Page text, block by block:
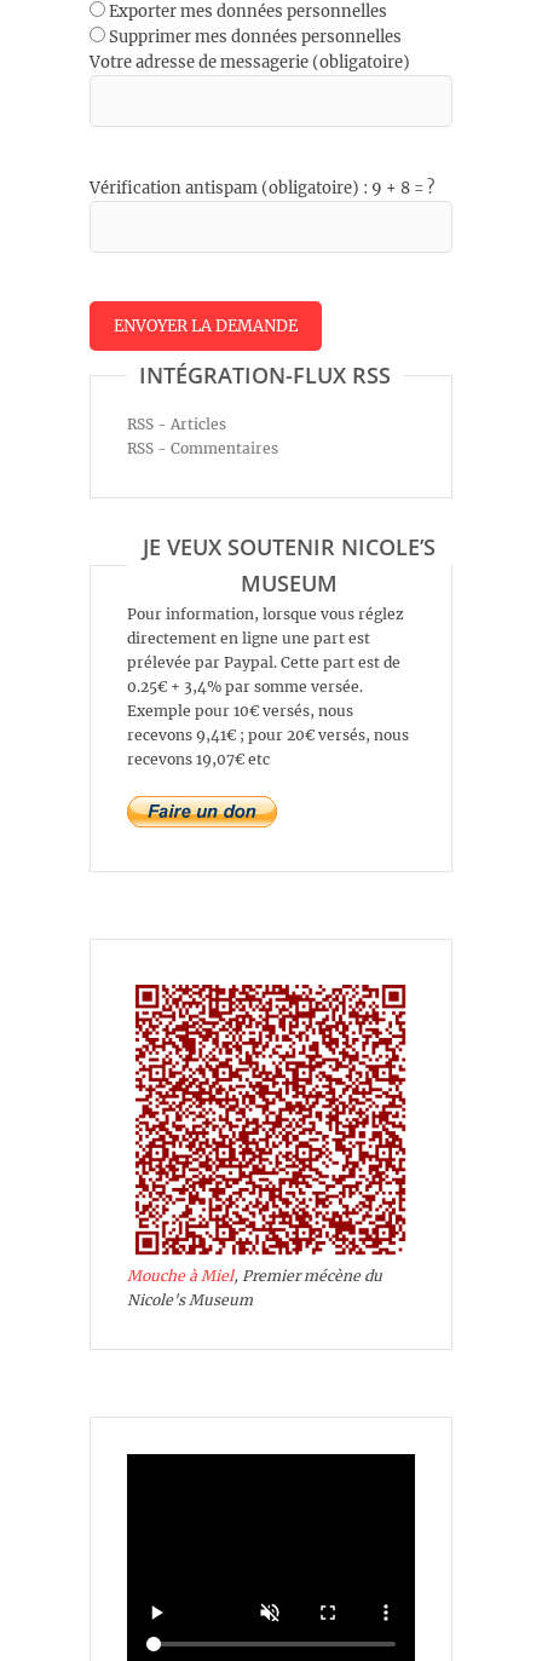
Exporter mes données personnelles
Supprimer mes données personnelles
Votre adresse de messagerie (obligatoire)
Vérification antispam (obligatoire) : 9 + 8 = ?
INTÉGRATION-FLUX RSS
RSS - Articles
RSS - Commentaires
JE VEUX SOUTENIR NICOLE’S
MUSEUM
Pour information, lorsque vous réglez
directement en ligne une part est
prélevée par Paypal. Cette part est de
0.25€ + 3,4% par somme versée.
Exemple pour 10€ versés, nous
recevons 9,41€ ; pour 20€ versés, nous
recevons 19,07€ etc
Mouche à Miel, Premier mécène du
Nicole's Museum